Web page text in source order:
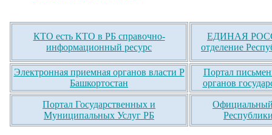
КТО есть КТО в РБ справочно-
информационный ресурс
ЕДИНАЯ
отделение
Электронная приемная органов власти Р
Башкортостан
Портал
органов
Портал Государственных и
Муниципальных Услуг РБ
Официальный